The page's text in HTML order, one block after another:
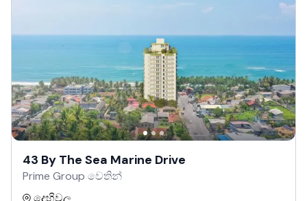
43 By The Sea Marine Drive
Prime Group වෙතින්
දෙහිවල